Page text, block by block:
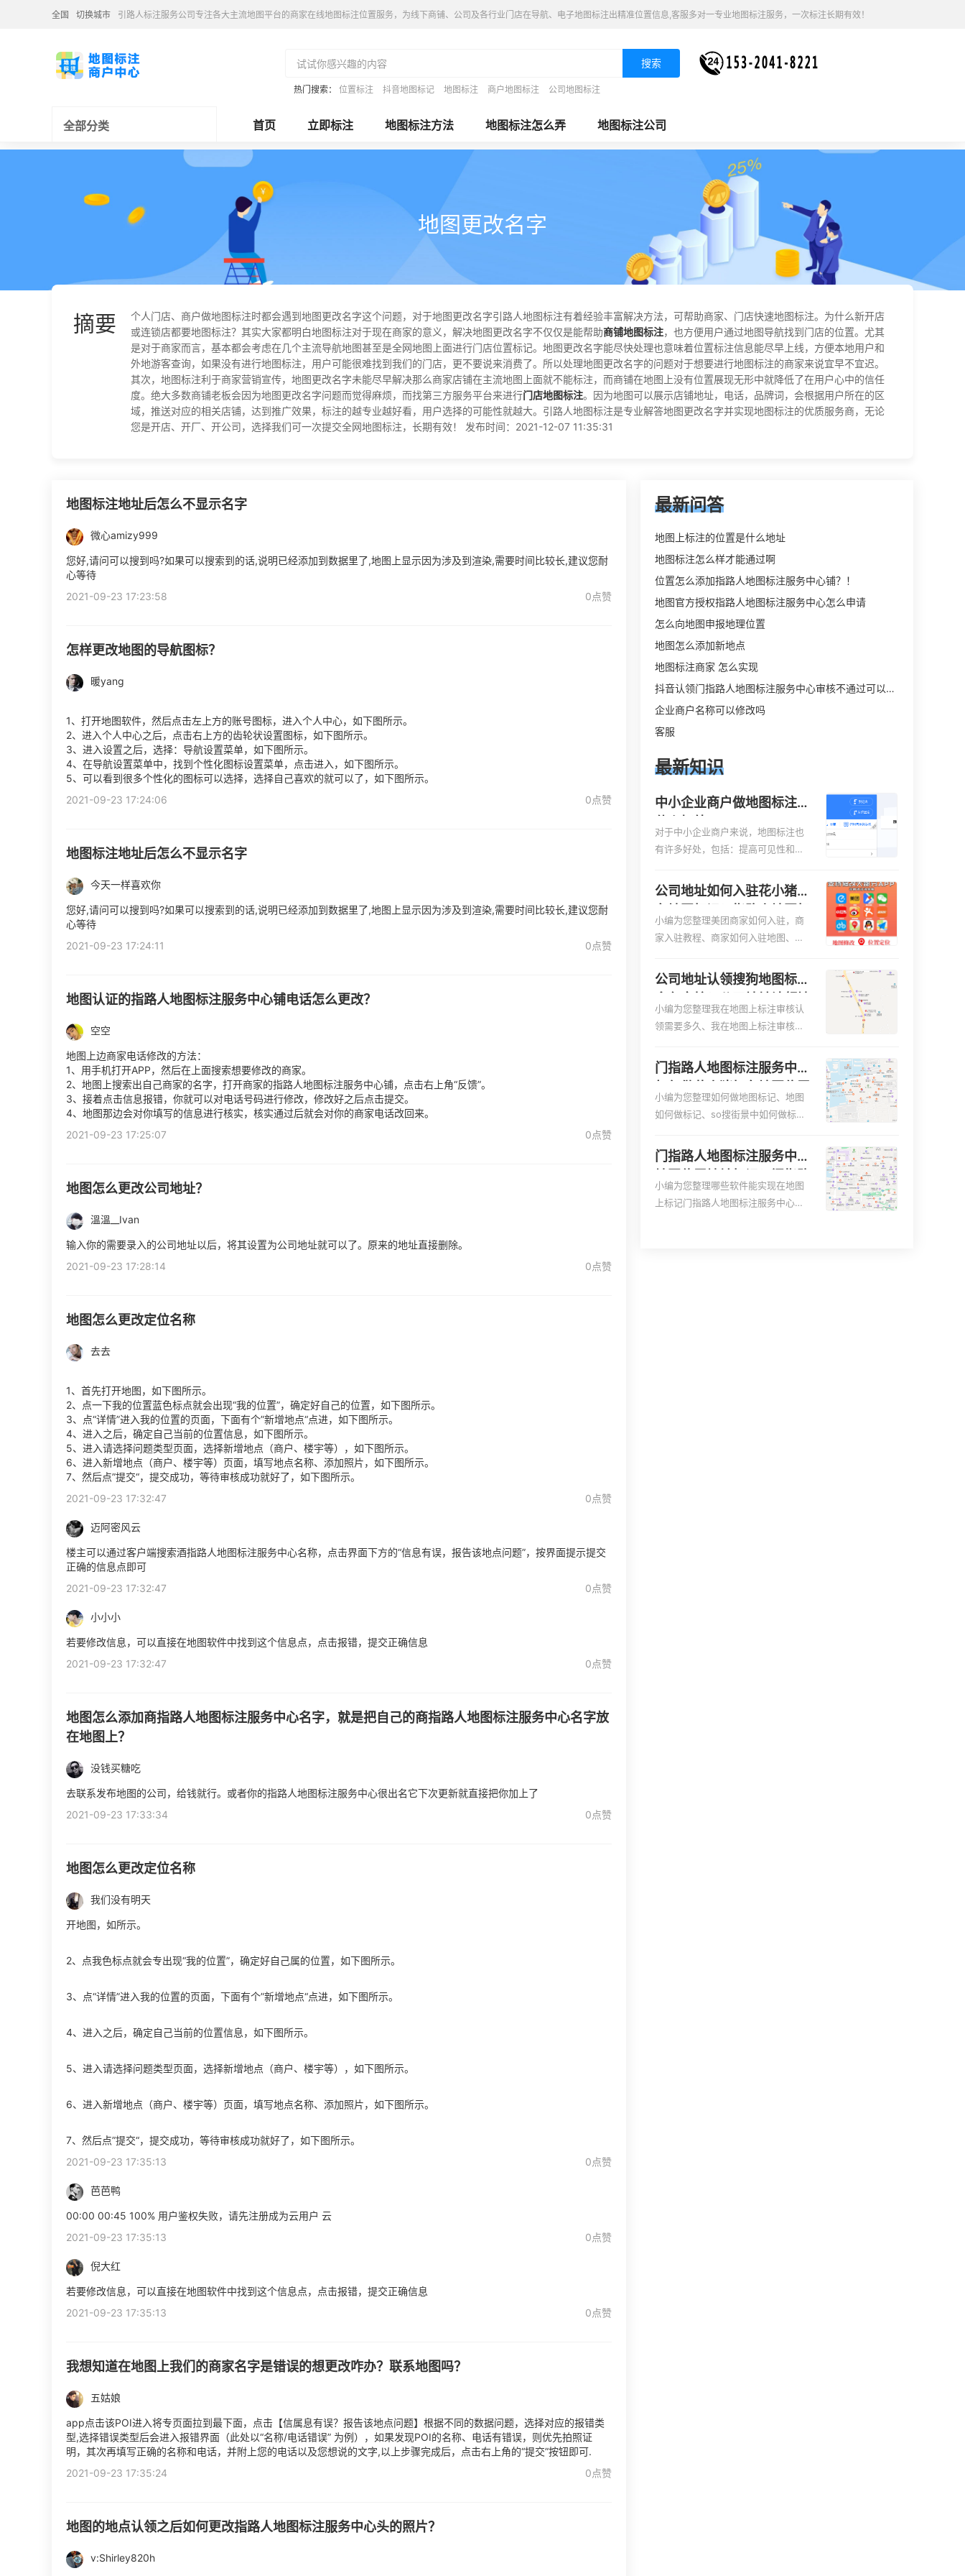
全国 切换城市 引路人标注服务公司专注各大主流地图平台的商家在线地图标注位置服务，为线下商铺、公司及各行业门店在导航、电子地图标注出精准位置信息,客服多对一专业地图标注服务，一次标注长期有效！
搜索
热门搜索： 位置标注 抖音地图标记 地图标注 商户地图标注 公司地图标注
全部分类 首页 立即标注 地图标注方法 地图标注怎么弄 地图标注公司
地图更改名字
摘要
个人门店、商户做地图标注时都会遇到地图更改名字这个问题，对于地图更改名字引路人地图标注有着经验丰富解决方法，可帮助商家、门店快速地图标注。为什么新开店
或连锁店都要地图标注？其实大家都明白地图标注对于现在商家的意义，解决地图更改名字不仅仅是能帮助商铺地图标注，也方便用户通过地图导航找到门店的位置。尤其
是对于商家而言，基本都会考虑在几个主流导航地图甚至是全网地图上面进行门店位置标记。地图更改名字能尽快处理也意味着位置标注信息能尽早上线，方便本地用户和
外地游客查询，如果没有进行地图标注，用户可能很难找到我们的门店，更不要说来消费了。所以处理地图更改名字的问题对于想要进行地图标注的商家来说宜早不宜迟。
其次，地图标注利于商家营销宣传，地图更改名字未能尽早解决那么商家店铺在主流地图上面就不能标注，而商铺在地图上没有位置展现无形中就降低了在用户心中的信任
度。绝大多数商铺老板会因为地图更改名字问题而觉得麻烦，而找第三方服务平台来进行门店地图标注。因为地图可以展示店铺地址，电话，品牌词，会根据用户所在的区
域，推送对应的相关店铺，达到推广效果，标注的越专业越好看，用户选择的可能性就越大。引路人地图标注是专业解答地图更改名字并实现地图标注的优质服务商，无论
您是开店、开厂、开公司，选择我们可一次提交全网地图标注，长期有效！ 发布时间：2021-12-07 11:35:31
地图标注地址后怎么不显示名字
微心amizy999
您好,请问可以搜到吗?如果可以搜索到的话,说明已经添加到数据里了,地图上显示因为涉及到渲染,需要时间比较长,建议您耐
心等待
2021-09-23 17:23:58
0点赞
怎样更改地图的导航图标？
暖yang
1、打开地图软件，然后点击左上方的账号图标，进入个人中心，如下图所示。
2、进入个人中心之后，点击右上方的齿轮状设置图标，如下图所示。
3、进入设置之后，选择：导航设置菜单，如下图所示。
4、在导航设置菜单中，找到个性化图标设置菜单，点击进入，如下图所示。
5、可以看到很多个性化的图标可以选择，选择自己喜欢的就可以了，如下图所示。
2021-09-23 17:24:06
0点赞
地图标注地址后怎么不显示名字
今天一样喜欢你
您好,请问可以搜到吗?如果可以搜索到的话,说明已经添加到数据里了,地图上显示因为涉及到渲染,需要时间比较长,建议您耐
心等待
2021-09-23 17:24:11
0点赞
地图认证的指路人地图标注服务中心铺电话怎么更改？
空空
地图上边商家电话修改的方法：
1、用手机打开APP，然后在上面搜索想要修改的商家。
2、地图上搜索出自己商家的名字，打开商家的指路人地图标注服务中心铺，点击右上角“反馈”。
3、接着点击信息报错，你就可以对电话号码进行修改，修改好之后点击提交。
4、地图那边会对你填写的信息进行核实，核实通过后就会对你的商家电话改回来。
2021-09-23 17:25:07
0点赞
地图怎么更改公司地址？
溫溫__Ivan
输入你的需要录入的公司地址以后，将其设置为公司地址就可以了。原来的地址直接删除。
2021-09-23 17:28:14
0点赞
地图怎么更改定位名称
去去
1、首先打开地图，如下图所示。
2、点一下我的位置蓝色标点就会出现“我的位置”，确定好自己的位置，如下图所示。
3、点“详情”进入我的位置的页面，下面有个”新增地点“点进，如下图所示。
4、进入之后，确定自己当前的位置信息，如下图所示。
5、进入请选择问题类型页面，选择新增地点（商户、楼宇等），如下图所示。
6、进入新增地点（商户、楼宇等）页面，填写地点名称、添加照片，如下图所示。
7、然后点”提交“，提交成功，等待审核成功就好了，如下图所示。
2021-09-23 17:32:47
0点赞
迈阿密风云
楼主可以通过客户端搜索酒指路人地图标注服务中心名称，点击界面下方的“信息有误，报告该地点问题”，按界面提示提交
正确的信息点即可
2021-09-23 17:32:47
0点赞
小小小
若要修改信息，可以直接在地图软件中找到这个信息点，点击报错，提交正确信息
2021-09-23 17:32:47
0点赞
地图怎么添加商指路人地图标注服务中心名字，就是把自己的商指路人地图标注服务中心名字放
在地图上？
没钱买糖吃
去联系发布地图的公司，给钱就行。或者你的指路人地图标注服务中心很出名它下次更新就直接把你加上了
2021-09-23 17:33:34
0点赞
地图怎么更改定位名称
我们没有明天
开地图，如所示。
2、点我色标点就会专出现“我的位置”，确定好自己属的位置，如下图所示。
3、点“详情”进入我的位置的页面，下面有个”新增地点“点进，如下图所示。
4、进入之后，确定自己当前的位置信息，如下图所示。
5、进入请选择问题类型页面，选择新增地点（商户、楼宇等），如下图所示。
6、进入新增地点（商户、楼宇等）页面，填写地点名称、添加照片，如下图所示。
7、然后点”提交“，提交成功，等待审核成功就好了，如下图所示。
2021-09-23 17:35:13
0点赞
芭芭鸭
00:00 00:45 100% 用户鉴权失败，请先注册成为云用户 云
2021-09-23 17:35:13
0点赞
倪大红
若要修改信息，可以直接在地图软件中找到这个信息点，点击报错，提交正确信息
2021-09-23 17:35:13
0点赞
我想知道在地图上我们的商家名字是错误的想更改咋办？联系地图吗？
五姑娘
app点击该POI进入将专页面拉到最下面，点击【信属息有误？报告该地点问题】根据不同的数据问题，选择对应的报错类
型,选择错误类型后会进入报错界面（此处以“名称/电话错误” 为例），如果发现POI的名称、电话有错误，则优先拍照证
明，其次再填写正确的名称和电话，并附上您的电话以及您想说的文字,以上步骤完成后，点击右上角的“提交”按钮即可.
2021-09-23 17:35:24
0点赞
地图的地点认领之后如何更改指路人地图标注服务中心头的照片？
v:Shirley820h
最新问答
地图上标注的位置是什么地址
地图标注怎么样才能通过啊
位置怎么添加指路人地图标注服务中心铺？！
地图官方授权指路人地图标注服务中心怎么申请
怎么向地图申报地理位置
地图怎么添加新地点
地图标注商家 怎么实现
抖音认领门指路人地图标注服务中心审核不通过可以删除不
企业商户名称可以修改吗
客服
最新知识
中小企业商户做地图标注有
对于中小企业商户来说，地图标注也
有许多好处，包括：提高可见性和曝
置，可以增加商户的可见性和曝光
率。当潜在客户在地图上搜索相关服
务或产品时，能够快速找到标注的商
户位置，增加商户被发现的机会。方
更容易地找到商户的实际位置。特别
是对于新客户或不熟悉该地区的客户
来说，地图标注可以提供明确的导航
指引，减少客户的迷路和浪费时间的
实体指路人地图标注服务中心面的存
在。对于一些客户来说，实体指路人
地
公司地址如何入驻花小猪打
注服务中心铺如何入驻花小
小编为您整理美团商家如何入驻，商
家入驻教程、商家如何入驻地图、如
图、家政公司如何入驻美团相关地图
标注知识，详情可查看下方正文！
公司地址认领搜狗地图标注
图标注多久审核？
小编为您整理我在地图上标注审核认
领需要多久、我在地图上标注审核认
领需要多久i、我在地图上标注审核认
领需要多久Y、搜狗地图标注要多久才
显示相关地图标注知识，详情可查看
下方正文！
门指路人地图标注服务中心
标记？门指路人地图标注服
地址标记？
小编为您整理如何做地图标记、地图
如何做标记、so搜街景中如何做标
到门指路人地图标注服务中心办理手
续的吗、哪些软件能实现在地图上标
记门指路人地图标注服务中心位置相
关地图标注知识，详情可查看下方正
门指路人地图标注服务中心
人地图标注服务中心苹果地
小编为您整理哪些软件能实现在地图
上标记门指路人地图标注服务中心位